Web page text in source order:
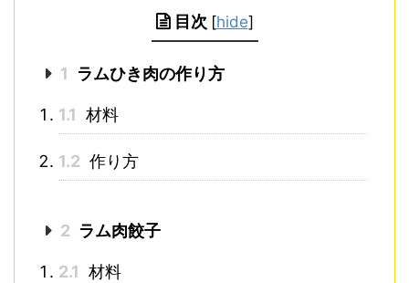
目次 [hide]
1 ラムひき肉の作り方
1.1 材料
1.2 作り方
2 ラム肉餃子
2.1 材料